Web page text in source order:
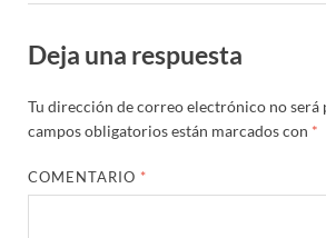
Deja una respuesta
Tu dirección de correo electrónico no será
campos obligatorios están marcados con *
COMENTARIO *